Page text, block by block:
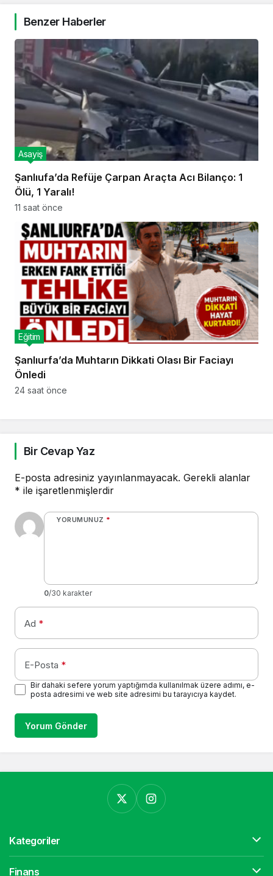
Benzer Haberler
Şanlıufa’da Refüje Çarpan Araçta Acı Bilanço: 1
Ölü, 1 Yaralı!
Asayiş
11 saat önce
Şanlıurfa’da Muhtarın Dikkati Olası Bir Faciayı
Önledi
Eğitim
24 saat önce
Bir Cevap Yaz
E-posta adresiniz yayınlanmayacak. Gerekli alanlar
* ile işaretlenmişlerdir
YORUMUNUZ *
0/30 karakter
Ad *
E-Posta *
Bir dahaki sefere yorum yaptığımda kullanılmak üzere adımı, e-
posta adresimi ve web site adresimi bu tarayıcıya kaydet.
Yorum Gönder
Kategoriler
Finans